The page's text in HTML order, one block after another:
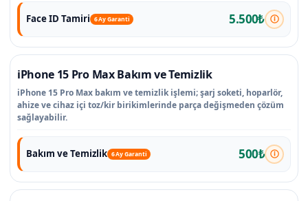
Face ID Tamiri 6 Ay Garanti 5.500₺
iPhone 15 Pro Max Bakım ve Temizlik
iPhone 15 Pro Max bakım ve temizlik işlemi; şarj soketi, hoparlör,
ahize ve cihaz içi toz/kir birikimlerinde parça değişmeden çözüm
sağlayabilir.
Bakım ve Temizlik 6 Ay Garanti 500₺